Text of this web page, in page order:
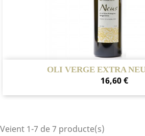
OLI VERGE EXTRA
Preu
16,60 €
Veient 1-7 de 7 producte(s)